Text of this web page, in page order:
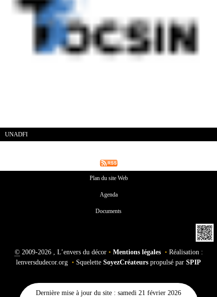
UNADFI
Plan du site Web
Agenda
Documents
©2009-2026 , L’envers du décor • Mentions légales • Réalisation :
lenversdudecor.org • Squelette SoyezCréateurs propulsé par SPIP
Dernière mise à jour du site : samedi 21 février 2026